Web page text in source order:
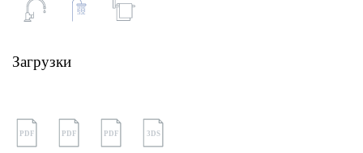
Загрузки
PDF PDF PDF 3DS